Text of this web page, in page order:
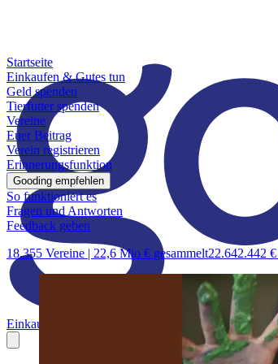
Einkaufen & Gutes tun Tierfutter
Startseite
Einkaufen & Gutes tun
Geld spenden
Tierfutter spenden
Vereine
Euer Beitrag
Verein registrieren
Erinnerungsfunktion
Gooding empfehlen
So funktioniert es
Fragen und Antworten
Feedback geben
18.355 Vereine | 22,6 Mio € gesammelt22.642.442